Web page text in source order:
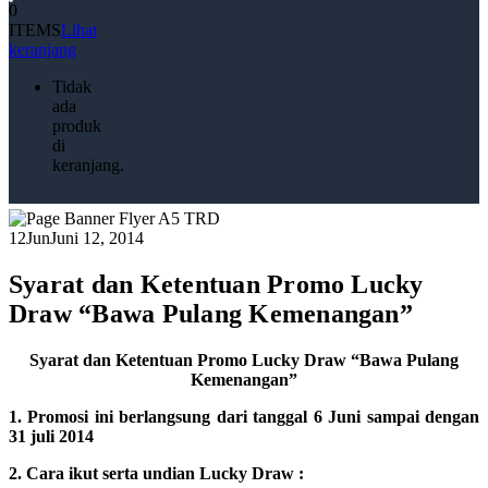
0
ITEMSLihat
keranjang
Tidak
ada
produk
di
keranjang.
12JunJuni 12, 2014
Syarat dan Ketentuan Promo Lucky
Draw “Bawa Pulang Kemenangan”
Syarat dan Ketentuan Promo Lucky Draw “Bawa Pulang
Kemenangan”
1. Promosi ini berlangsung dari tanggal 6 Juni sampai dengan
31 juli 2014
2. Cara ikut serta undian Lucky Draw :